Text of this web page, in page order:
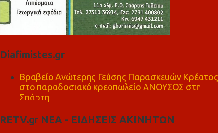
Diafimistes.gr
Βραβείο Ανώτερης Γεύσης Παρασκευών Κρέατος
στο παραδοσιακό κρεοπωλείο ΑΝΟΥΣΟΣ στη
Σπάρτη
RETV.gr ΝΕΑ - ΕΙΔΗΣΕΙΣ ΑΚΙΝΗΤΩΝ